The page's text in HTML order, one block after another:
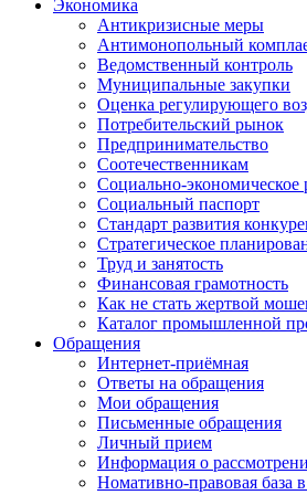
Экономика
Антикризисные меры
Антимонопольный
Ведомственный контроль
Муниципальные закупки
Оценка регулирующего
Потребительский рынок
Предпринимательство
Соотечественникам
Социально-экономическое
Социальный паспорт
Стандарт развития
Стратегическое
Труд и занятость
Финансовая грамотность
Как не стать жертвой
Каталог промышленной
Обращения
Интернет-приёмная
Ответы на обращения
Мои обращения
Письменные обращения
Личный прием
Информация о
Номативно-правовая база